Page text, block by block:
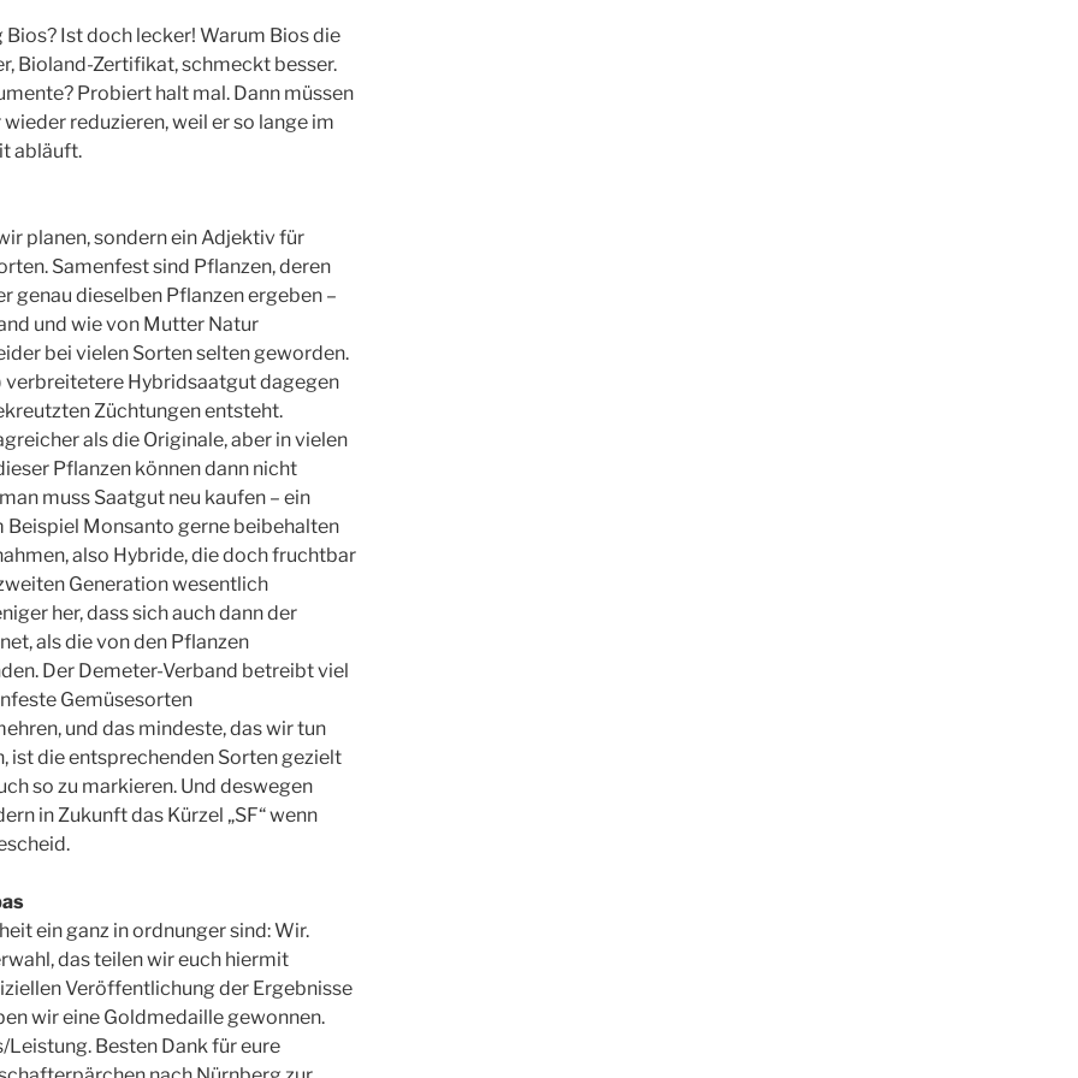
Ist doch lecker! Warum Bios die
Bioland-Zertifikat, schmeckt besser.
Probiert halt mal. Dann müssen
reduzieren, weil er so lange im
abläuft.
planen, sondern ein Adjektiv für
Samenfest sind Pflanzen, deren
genau dieselben Pflanzen ergeben –
und wie von Mutter Natur
bei vielen Sorten selten geworden.
verbreitetere Hybridsaatgut dagegen
Züchtungen entsteht.
als die Originale, aber in vielen
Pflanzen können dann nicht
muss Saatgut neu kaufen – ein
Beispiel Monsanto gerne beibehalten
also Hybride, die doch fruchtbar
Generation wesentlich
her, dass sich auch dann der
als die von den Pflanzen
Der Demeter-Verband betreibt viel
Gemüsesorten
und das mindeste, das wir tun
ist die entsprechenden Sorten gezielt
so zu markieren. Und deswegen
in Zukunft das Kürzel „SF“ wenn
ein ganz in ordnunger sind: Wir.
das teilen wir euch hiermit
Veröffentlichung der Ergebnisse
wir eine Goldmedaille gewonnen.
Besten Dank für eure